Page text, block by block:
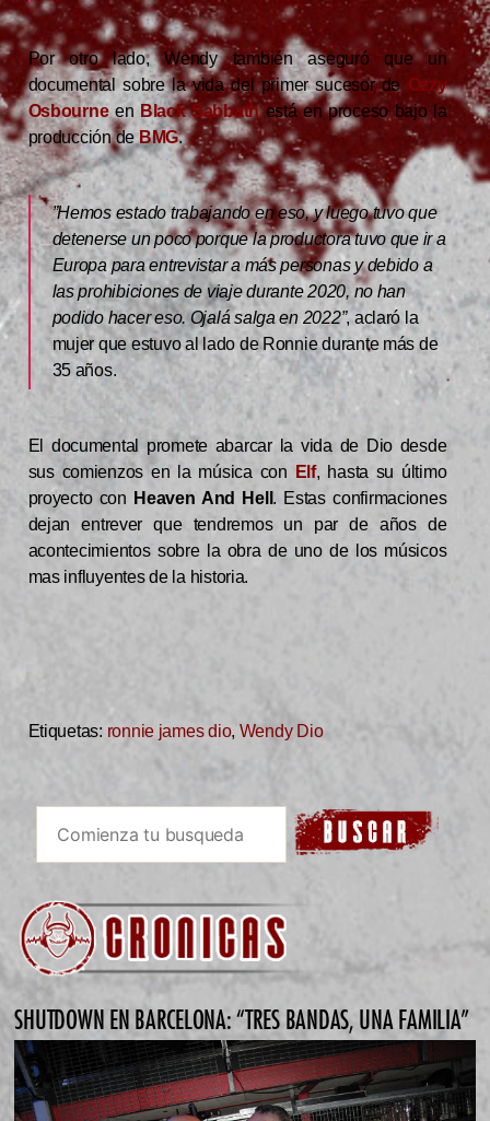
Por otro lado, Wendy también aseguró que un
documental sobre la vida del primer sucesor de Ozzy
OsbourneenBlack Sabbathestá en proceso bajo la
producción deBMG.
”Hemos estado trabajando en eso, y luego tuvo que
detenerse un poco porque la productora tuvo que ir a
Europa para entrevistar a más personas y debido a
las prohibiciones de viaje durante 2020, no han
podido hacer eso. Ojalá salga en 2022”, aclaró la
mujer que estuvo al lado de Ronnie durante más de
35 años.
El documental promete abarcar la vida de Dio desde
sus comienzos en la música con
Elf, hasta su último
proyecto con Heaven And Hell . Estas confirmaciones
dejan entrever que tendremos un par de años de
acontecimientos sobre la obra de uno de los músicos
mas influyentes de la historia.
Etiquetas: ronnie james dio, Wendy Dio
SHUTDOWN EN BARCELONA: “TRES BANDAS, UNA FAMILIA”